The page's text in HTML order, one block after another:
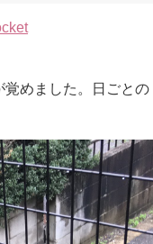
覚めました。日ごとの